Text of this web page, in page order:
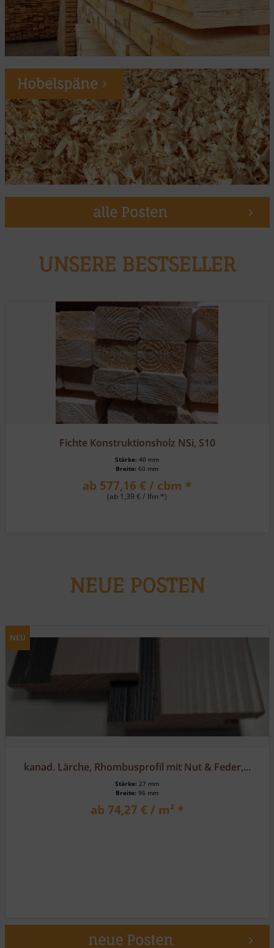
Hobelspäne
alle Posten
UNSERE BESTSELLER
Muster möglich
Lärche, HS 162 eins. Rundkantenpr./eins. Fasebrett
Stärke: 19 mm
Breite: 116 mm
ab 23,80 € / m² *
NEU
kanad. Lärche, Rhombusprofil mit Nut & Feder,...
Stärke: 27 mm
Breite: 96 mm
ab 74,27 € / m² *
neue Posten
NEUE POSTEN